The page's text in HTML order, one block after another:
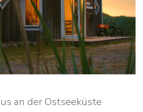
an der Ostseeküste